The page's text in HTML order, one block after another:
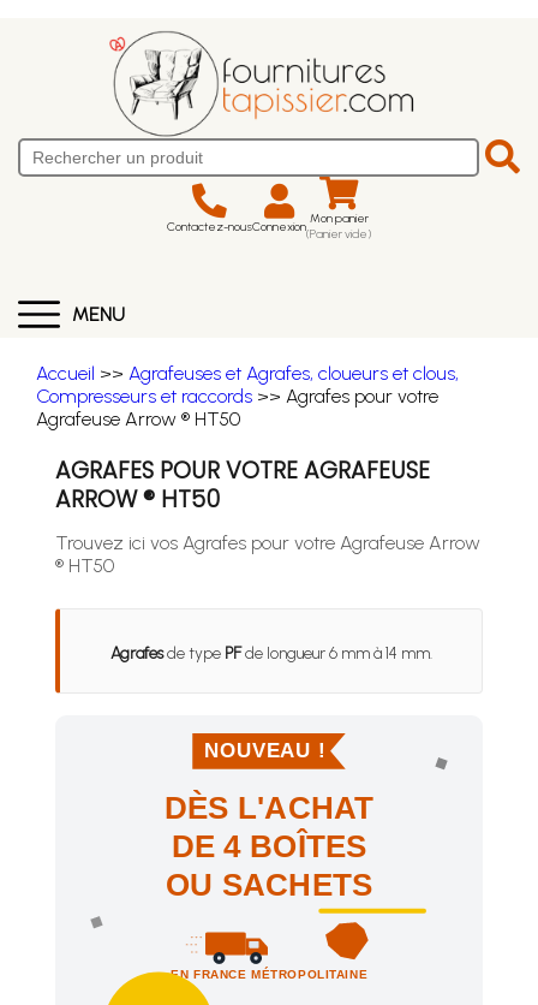
Contactez-nousConnexion Mon panier
(Panier vide)
MENU
Accueil >> Agrafeuses et Agrafes, cloueurs et clous,
Compresseurs et raccords >> Agrafes pour votre
Agrafeuse Arrow ® HT50
AGRAFES POUR VOTRE AGRAFEUSE
ARROW ® HT50
Trouvez ici vos Agrafes pour votre Agrafeuse Arrow
® HT50
Agrafesde type PFde longueur 6 mm à 14 mm.
NOUVEAU !
DÈS L'ACHAT
DE 4 BOÎTES
OU SACHETS
EN FRANCE MÉTROPOLITAINE